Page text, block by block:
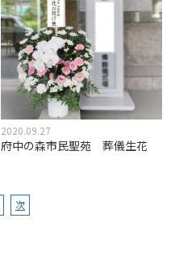
2020.09.27
府中の森市民聖苑 葬儀生花
次